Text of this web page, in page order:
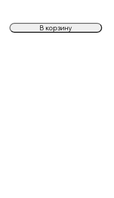
В корзину